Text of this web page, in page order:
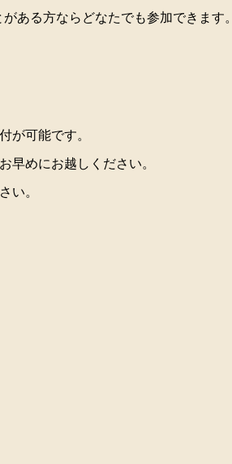
ある方ならどなたでも参加できます。
が可能です。
早めにお越しください。
い。